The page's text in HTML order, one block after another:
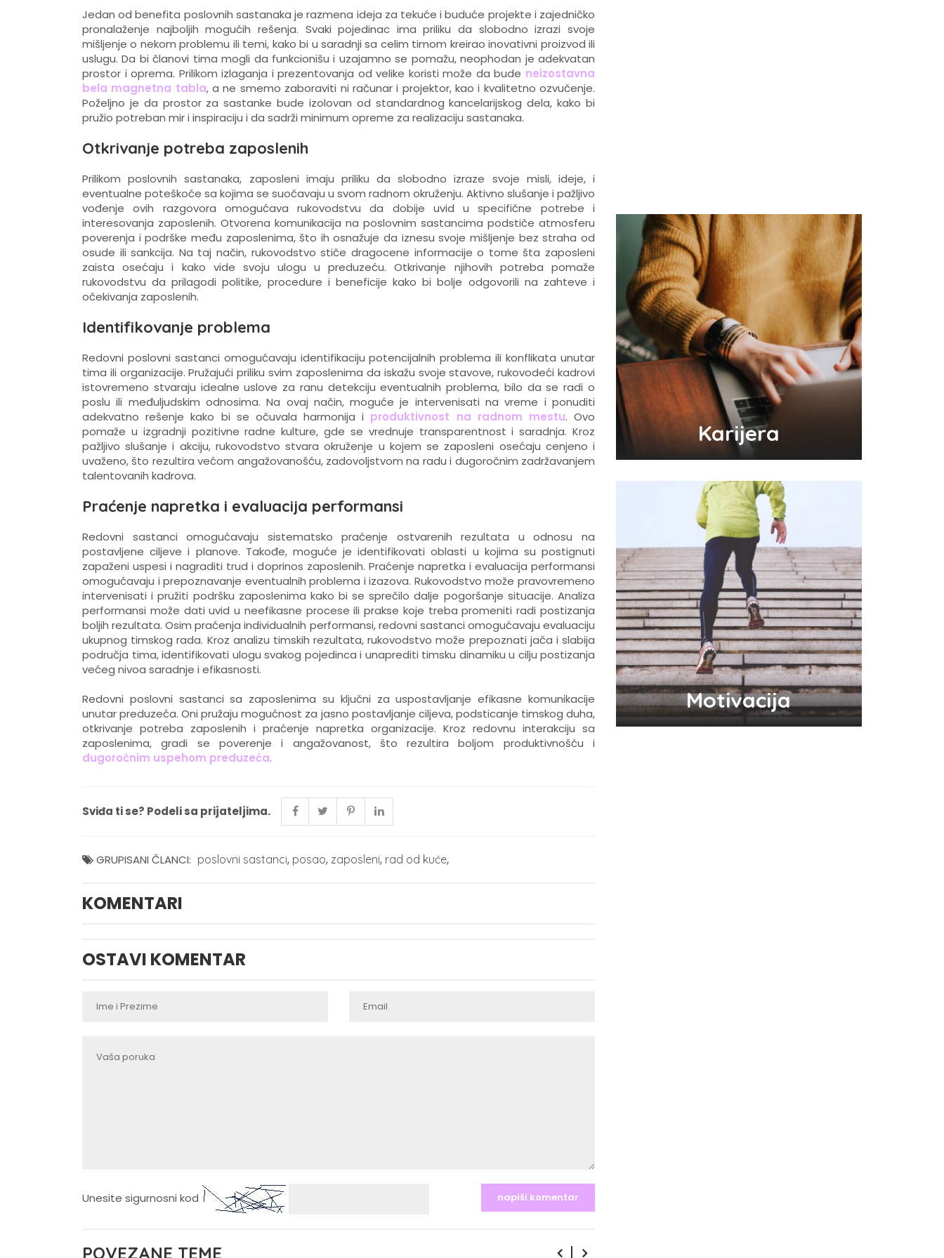
Jedan od benefita poslovnih sastanaka je razmena ideja za tekuće i buduće projekte i zajedničko
pronalaženje najboljih mogućih rešenja. Svaki pojedinac ima priliku da slobodno izrazi svoje
mišljenje o nekom problemu ili temi, kako bi u saradnji sa celim timom kreirao inovativni proizvod ili
uslugu. Da bi članovi tima mogli da funkcionišu i uzajamno se pomažu, neophodan je adekvatan
prostor i oprema. Prilikom izlaganja i prezentovanja od velike koristi može da bude neizostavna
bela magnetna tabla, a ne smemo zaboraviti ni računar i projektor, kao i kvalitetno ozvučenje.
Poželjno je da prostor za sastanke bude izolovan od standardnog kancelarijskog dela, kako bi
pružio potreban mir i inspiraciju i da sadrži minimum opreme za realizaciju sastanaka.
Otkrivanje potreba zaposlenih
Prilikom poslovnih sastanaka, zaposleni imaju priliku da slobodno izraze svoje misli, ideje, i
eventualne poteškoće sa kojima se suočavaju u svom radnom okruženju. Aktivno slušanje i pažljivo
vođenje ovih razgovora omogućava rukovodstvu da dobije uvid u specifične potrebe i
interesovanja zaposlenih. Otvorena komunikacija na poslovnim sastancima podstiče atmosferu
poverenja i podrške među zaposlenima, što ih osnažuje da iznesu svoje mišljenje bez straha od
osude ili sankcija. Na taj način, rukovodstvo stiče dragocene informacije o tome šta zaposleni
zaista osećaju i kako vide svoju ulogu u preduzeću. Otkrivanje njihovih potreba pomaže
rukovodstvu da prilagodi politike, procedure i beneficije kako bi bolje odgovorili na zahteve i
očekivanja zaposlenih.
Identifikovanje problema
Redovni poslovni sastanci omogućavaju identifikaciju potencijalnih problema ili konflikata unutar
tima ili organizacije. Pružajući priliku svim zaposlenima da iskažu svoje stavove, rukovodeći kadrovi
istovremeno stvaraju idealne uslove za ranu detekciju eventualnih problema, bilo da se radi o
poslu ili međuljudskim odnosima. Na ovaj način, moguće je intervenisati na vreme i ponuditi
adekvatno rešenje kako bi se očuvala harmonija i produktivnost na radnom mestu. Ovo
pomaže u izgradnji pozitivne radne kulture, gde se vrednuje transparentnost i saradnja. Kroz
pažljivo slušanje i akciju, rukovodstvo stvara okruženje u kojem se zaposleni osećaju cenjeno i
uvaženo, što rezultira većom angažovanošću, zadovoljstvom na radu i dugoročnim zadržavanjem
talentovanih kadrova.
Praćenje napretka i evaluacija performansi
Redovni sastanci omogućavaju sistematsko praćenje ostvarenih rezultata u odnosu na
postavljene ciljeve i planove. Takođe, moguće je identifikovati oblasti u kojima su postignuti
zapaženi uspesi i nagraditi trud i doprinos zaposlenih. Praćenje napretka i evaluacija performansi
omogućavaju i prepoznavanje eventualnih problema i izazova. Rukovodstvo može pravovremeno
intervenisati i pružiti podršku zaposlenima kako bi se sprečilo dalje pogoršanje situacije. Analiza
performansi može dati uvid u neefikasne procese ili prakse koje treba promeniti radi postizanja
boljih rezultata. Osim praćenja individualnih performansi, redovni sastanci omogućavaju evaluaciju
ukupnog timskog rada. Kroz analizu timskih rezultata, rukovodstvo može prepoznati jača i slabija
područja tima, identifikovati ulogu svakog pojedinca i unaprediti timsku dinamiku u cilju postizanja
većeg nivoa saradnje i efikasnosti.
Redovni poslovni sastanci sa zaposlenima su ključni za uspostavljanje efikasne komunikacije
unutar preduzeća. Oni pružaju mogućnost za jasno postavljanje ciljeva, podsticanje timskog duha,
otkrivanje potreba zaposlenih i praćenje napretka organizacije. Kroz redovnu interakciju sa
zaposlenima, gradi se poverenje i angažovanost, što rezultira boljom produktivnošću i
dugoročnim uspehom preduzeća.
Sviđa ti se? Podeli sa prijateljima.
GRUPISANI ČLANCI: poslovni sastanci, posao, zaposleni, rad od kuće,
KOMENTARI
OSTAVI KOMENTAR
Unesite sigurnosni kod
POVEZANE TEME
Karijera
Motivacija